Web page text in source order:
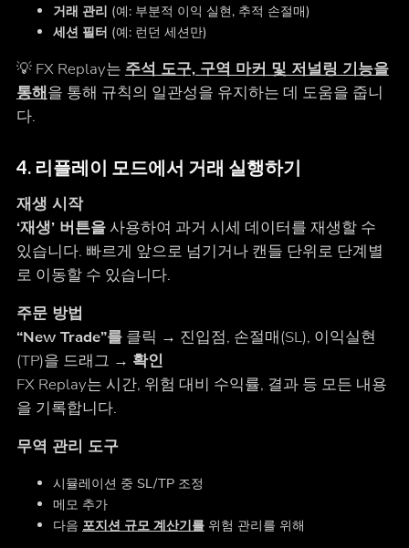
거래 관리 (예: 부분적 이익 실현, 추적 손절매)
세션 필터 (예: 런던 세션만)
💡 FX Replay는 주석 도구, 구역 마커 및 저널링 기능을
통해을 통해 규칙의 일관성을 유지하는 데 도움을 줍니
다.
4. 리플레이 모드에서 거래 실행하기
재생 시작
‘재생’ 버튼을사용하여 과거 시세 데이터를 재생할 수
있습니다. 빠르게 앞으로 넘기거나 캔들 단위로 단계별
로 이동할 수 있습니다.
주문 방법
“New Trade”를클릭 → 진입점, 손절매(SL), 이익실현
(TP)을 드래그 → 확인
FX Replay는 시간, 위험 대비 수익률, 결과 등 모든 내용
을 기록합니다.
무역 관리 도구
시뮬레이션 중 SL/TP 조정
메모 추가
다음 포지션 규모 계산기를위험 관리를 위해